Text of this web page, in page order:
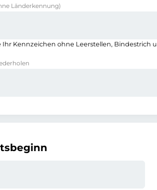
Länderkennung)
Ihr Kennzeichen ohne Leerstellen, Bindestrich